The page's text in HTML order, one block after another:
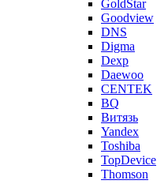
GoldStar
Goodview
DNS
Digma
Dexp
Daewoo
CENTEK
BQ
Витязь
Yandex
Toshiba
TopDevice
Thomson